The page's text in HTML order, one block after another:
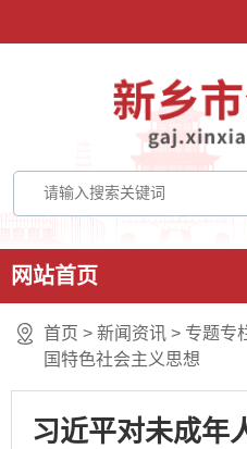
网站首页
首页 > 新闻资讯 > 专题专
国特色社会主义思想
习近平对未成年